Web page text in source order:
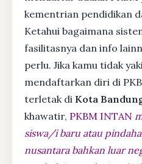
kementrian pendidikan
Ketahui bagaimana
fasilitasnya dan info
perlu. Jika kamu tidak
mendaftarkan diri di
terletak di Kota
khawatir, PKBM INTAN
siswa/i baru atau
nusantara bahkan luar